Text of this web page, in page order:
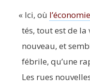
« Ici, où l’é­co­no­mie
tés, tout est de
nou­veau, et
fébrile, qu’une
Les rues